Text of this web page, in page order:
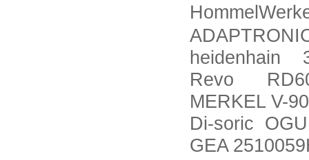
heidenhain
Revo
MERKEL V-
Di-soric
GEA